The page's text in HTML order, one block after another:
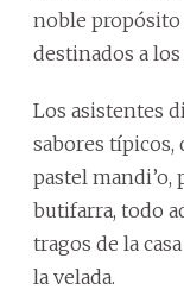
noble propósito
destinados a
Los asistentes
sabores típicos,
pastel mandi’o,
butifarra, todo
tragos de la
la velada.